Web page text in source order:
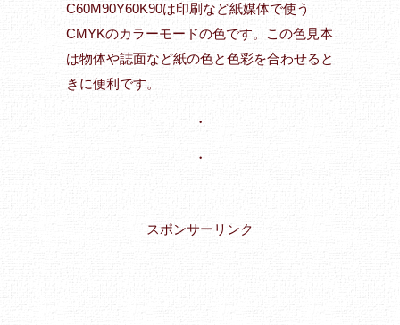
C60M90Y60K90は印刷など紙媒体で使う
CMYKのカラーモードの色です。この色見本
は物体や誌面など紙の色と色彩を合わせると
きに便利です。
・
・
スポンサーリンク